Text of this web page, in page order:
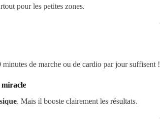
pour les petites zones.
minutes de marche ou de cardio par jour suffisent !
. Mais il booste clairement les résultats.